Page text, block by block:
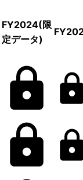
FY2024(限
定データ)